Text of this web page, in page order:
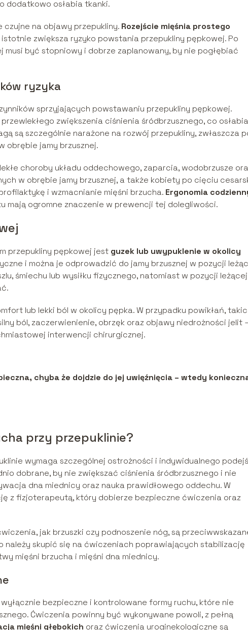
dodatkowo osłabia tkanki.
na objawy przepukliny. Rozejście mięśnia prostego
zwiększa ryzyko powstania przepukliny pępkowej. Po
być stopniowy i dobrze zaplanowany, by nie pogłębiać
ryzyka
sprzyjających powstawaniu przepukliny pępkowej.
zwiększenia ciśnienia śródbrzusznego, co osłabia
są szczególnie narażone na rozwój przepukliny, zwłaszcza
obrębie jamy brzusznej.
choroby układu oddechowego, zaparcia, wodobrzusze
w obrębie jamy brzusznej, a także kobiety po cięciu
i wzmacnianie mięśni brzucha. Ergonomia
mają ogromne znaczenie w prewencji tej dolegliwości.
przepukliny pępkowej jest guzek lub uwypuklenie w okolicy
i można je odprowadzić do jamy brzusznej w pozycji
śmiechu lub wysiłku fizycznego, natomiast w pozycji leżącej
lub lekki ból w okolicy pępka. W przypadku powikłań,
ból, zaczerwienienie, obrzęk oraz objawy niedrożności jelit
interwencji chirurgicznej.
chyba że dojdzie do jej uwięźnięcia – wtedy
przy przepuklinie?
wymaga szczególnej ostrożności i indywidualnego
dobrane, by nie zwiększać ciśnienia śródbrzusznego i nie
dna miednicy oraz nauka prawidłowego oddechu. W
z fizjoterapeutą, który dobierze bezpieczne ćwiczenia oraz
jak brzuszki czy podnoszenie nóg, są
należy skupić się na ćwiczeniach poprawiających stabilizację
mięśni brzucha i mięśni dna miednicy.
bezpieczne i kontrolowane formy ruchu, które nie
Ćwiczenia powinny być wykonywane powoli, z pełną
mięśni głębokich oraz ćwiczenia uroginekologiczne są